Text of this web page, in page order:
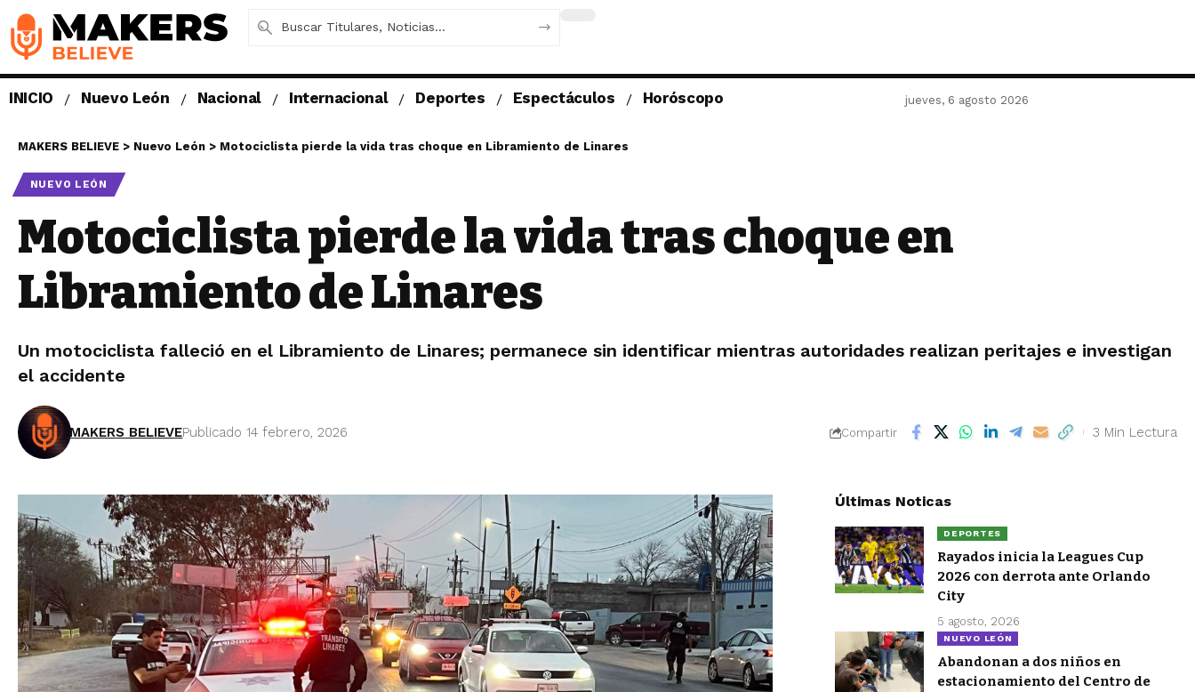
INICIO Nuevo León Nacional Internacional Deportes Espectáculos Horóscopo jueves, 6 agosto 2026
MAKERS BELIEVE > Nuevo León > Motociclista pierde la vida tras choque en Libramiento de Linares
NUEVO LEÓN
Motociclista pierde la vida tras choque en
Libramiento de Linares
Un motociclista falleció en el Libramiento de Linares; permanece sin identificar mientras autoridades realizan peritajes e investigan
el accidente
MAKERS BELIEVEPublicado 14 febrero, 2026 Compartir 3 Min Lectura
Últimas Noticas
DEPORTES
Rayados inicia la Leagues Cup
2026 con derrota ante Orlando
City
5 agosto, 2026
NUEVO LEÓN
Abandonan a dos niños en
estacionamiento del Centro de